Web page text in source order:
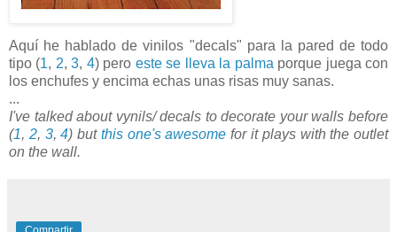
Aquí he hablado de vinilos "decals" para la pared de todo
tipo (1, 2,3, 4) pero este se lleva la palma porque juega con
los enchufes y encima echas unas risas muy sanas.
...
I've talked about vynils/ decals to decorate your walls before
(1, 2, 3,4) but this one's awesome for it plays with the outlet
on the wall.